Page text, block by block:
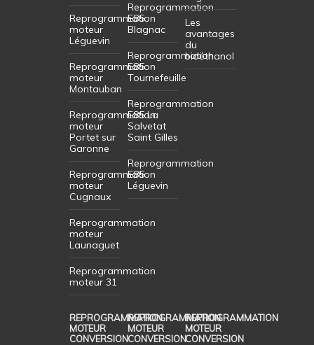
Reprogrammation
moteur
Léguevin
Reprogrammation
moteur
Montauban
Reprogrammation
moteur
Portet sur
Garonne
Reprogrammation
moteur
Cugnaux
Reprogrammation
moteur
Launaguet
Reprogrammation
moteur 31
Reprogrammation
E85
Blagnac
Reprogrammation
E85
Tournefeuille
Reprogrammation
E85 La
Salvetat
Saint Gilles
Reprogrammation
E85
Léguevin
Les
avantages
du
bioéthanol
REPROGRAMMATION
MOTEUR
CONVERSION
REPROGRAMMATION
MOTEUR
CONVERSION
REPROGRAMMATION
MOTEUR
CONVERSION